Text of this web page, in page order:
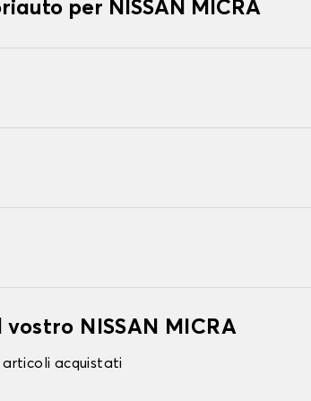
per NISSAN MICRA
NISSAN MICRA
acquistati